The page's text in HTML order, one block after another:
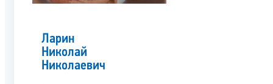
Ларин
Николай
Николаевич